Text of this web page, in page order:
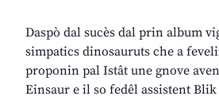
Daspò dal sucès dal prin album
simpatics dinosauruts che a
proponin pal Istât une gnove
Einsaur e il so fedêl assistent